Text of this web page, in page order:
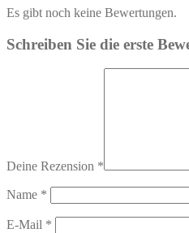
Es gibt noch keine Bewertungen.
Schreiben Sie die erste
Deine Rezension *
Name *
E-Mail *